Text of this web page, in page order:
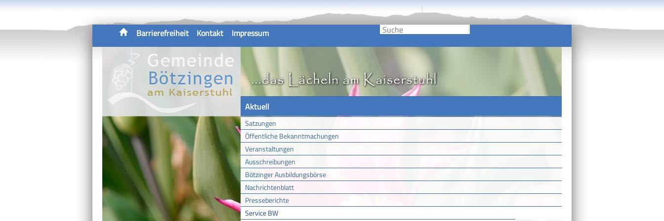
Barrierefreiheit Kontakt Impressum
Aktuell
Satzungen
Öffentliche Bekanntmachungen
Veranstaltungen
Ausschreibungen
Bötzinger Ausbildungsbörse
Nachrichtenblatt
Presseberichte
Service BW